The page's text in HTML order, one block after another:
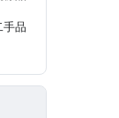
手品